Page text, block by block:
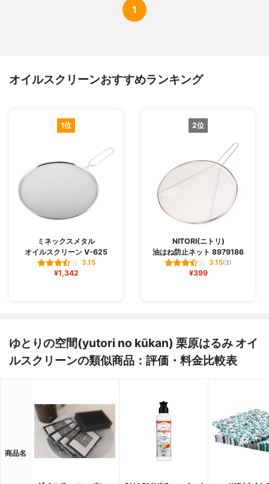
1
オイルスクリーンおすすめランキング
1位
ミネックスメタル
オイルスクリーン V-625
3.15
¥1,342
2位
NITORI(ニトリ)
油はね防止ネット 8979186
3.15(3)
¥399
ゆとりの空間(yutori no kūkan) 栗原はるみ オイ
ルスクリーンの類似商品：評価・料金比較表
商品名